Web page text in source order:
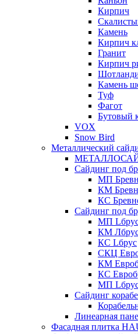
Кирпич
Камень
Кирпич
Гранит
Кирпич
Камень
Туф
Фагот
Бутовый
VOX
Snow Bird
Металлический
Сайдинг под
МП
КМ
КС
Сайдинг под
МП
КМ
КС Lбрус
СКЦ
КМ
КС
МП
Сайдинг
Линеарная
Фасадная плитка